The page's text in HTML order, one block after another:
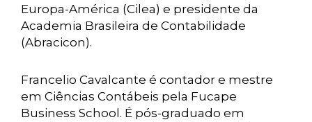
Europa-América (Cilea) e presidente da
Academia Brasileira de Contabilidade
(Abracicon).
Francelio Cavalcante é contador e mestre
em Ciências Contábeis pela Fucape
Business School. É pós-graduado em